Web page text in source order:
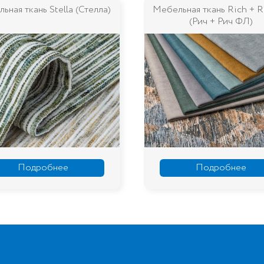
ткань Rich + Rich FL
Подробнее
Мебельная ткань Palma
Подробнее